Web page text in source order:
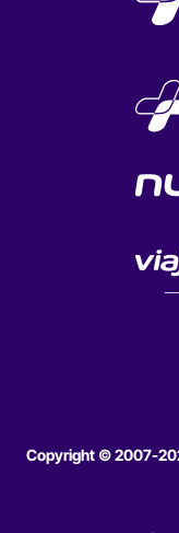
Copyright © 2007-